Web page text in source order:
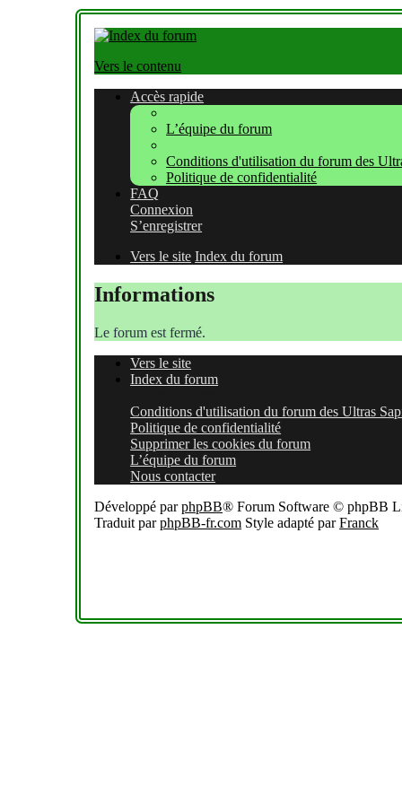
Vers le contenu
Accès rapide
L’équipe du forum
Conditions d'utilisation du forum des
Politique de confidentialité
FAQ
Connexion
S’enregistrer
Vers le site Index du forum
Informations
Le forum est fermé.
Vers le site
Index du forum
Conditions d'utilisation du forum des Ultras
Politique de confidentialité
Supprimer les cookies du forum
L’équipe du forum
Nous contacter
Développé parphpBB® Forum Software © phpBB
Traduit parphpBB-fr.com Style adapté parFranck